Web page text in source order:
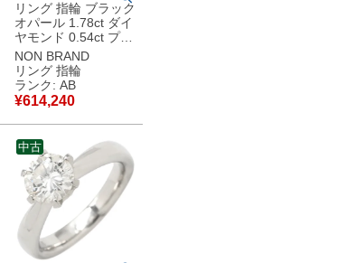
リング 指輪 ブラック
オパール 1.78ct ダイ
ヤモンド 0.54ct プラ
チナシルバー Pt900
遊色 オーバル 1石 マ
ルチカラー 虹彩オパ
ール 12号 【中古】
中古品
NON BRAND
リング 指輪
ランク: AB
¥614,240
中古